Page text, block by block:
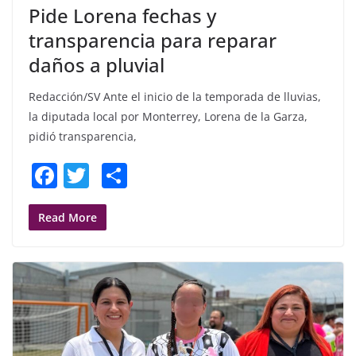
Pide Lorena fechas y
transparencia para reparar
daños a pluvial
Redacción/SV Ante el inicio de la temporada de lluvias,
la diputada local por Monterrey, Lorena de la Garza,
pidió transparencia,
F
a
c
b
o
o
T
w
itt
Read More